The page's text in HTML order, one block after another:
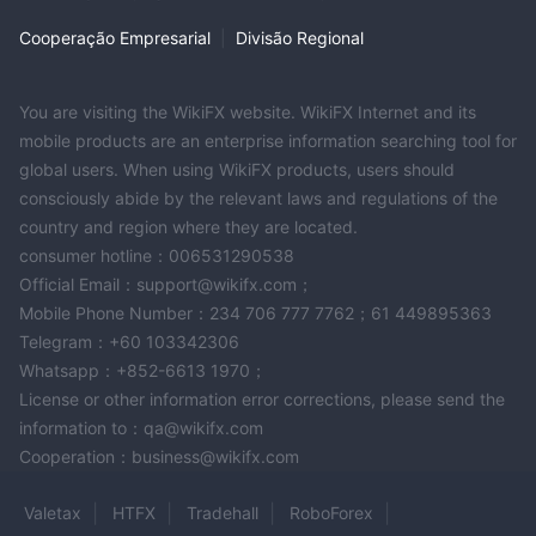
transação. Este custo pode ser considerado por traders que
Instrumentos de Mercado
Intercity Broker é uma corretora de valores mobiliários na
Sérvia, oferecendo uma ampla gama de ativos de negociação
aos seus clientes. Esses ativos incluem:
Ações:
A Intercity Broker oferece acesso a uma ampla
variedade de ações listadas na Bolsa de Valores de Belgrado
(BELEX), incluindo ações de primeira linha, ações de pequena
capitalização e fundos de investimento negociados em bolsa
(ETFs).
Títulos:A Intercity Broker oferece uma variedade de títulos,
incluindo títulos do governo, títulos corporativos e títulos
Belex15:
O Belex15 é um índice ponderado pelo capital das 15
Cooperação Empresarial Divisão Regional
You are visiting the WikiFX website. WikiFX Internet and its
mobile products are an enterprise information searching tool for
global users. When using WikiFX products, users should
consciously abide by the relevant laws and regulations of the
country and region where they are located.
consumer hotline：006531290538
Official Email：support@wikifx.com；
Mobile Phone Number：234 706 777 7762；61 449895363
Telegram：+60 103342306
Whatsapp：+852-6613 1970；
License or other information error corrections, please send the
information to：qa@wikifx.com
Cooperation：business@wikifx.com
Valetax HTFX Tradehall RoboForex